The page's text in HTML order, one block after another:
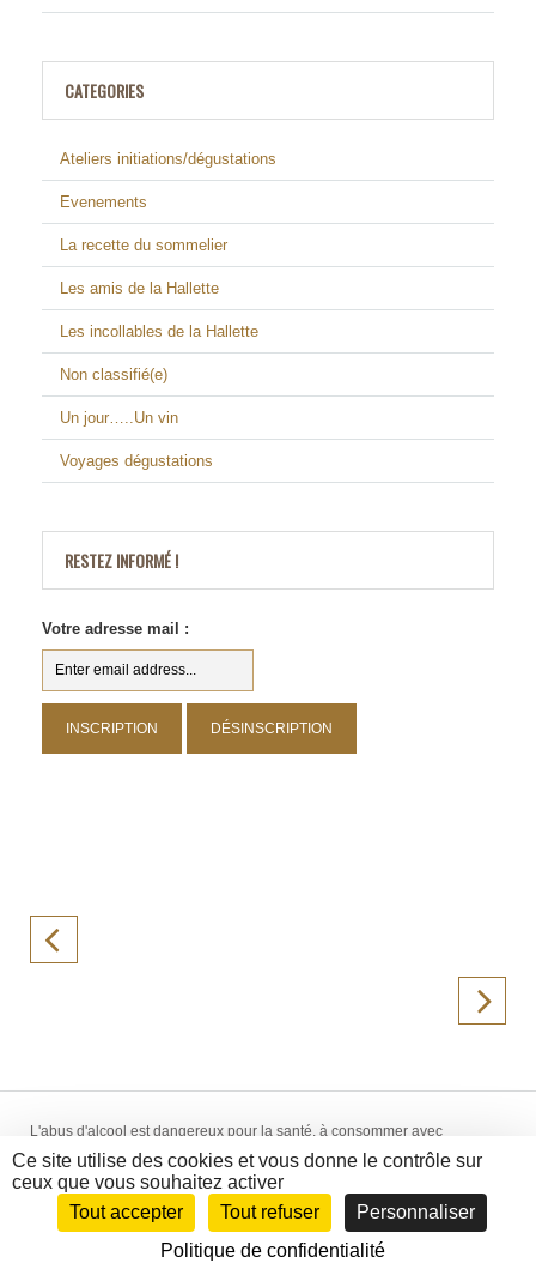
CATEGORIES
Ateliers initiations/dégustations
Evenements
La recette du sommelier
Les amis de la Hallette
Les incollables de la Hallette
Non classifié(e)
Un jour…..Un vin
Voyages dégustations
RESTEZ INFORMÉ !
Votre adresse mail :
L'abus d'alcool est dangereux pour la santé, à consommer avec
modération. La vente d'alcool est interdite aux mineurs de -18 ans.
Création WebCom.Me - © 2014-2018 La Hallette aux Vins -Mentions
Légales-CGV
Ce site utilise des cookies et vous donne le contrôle sur
ceux que vous souhaitez activer
Tout accepter
Tout refuser
Personnaliser
Politique de confidentialité